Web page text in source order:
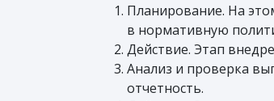
Планирование. На
в нормативную
Действие. Этап
Анализ и проверка
отчетность.